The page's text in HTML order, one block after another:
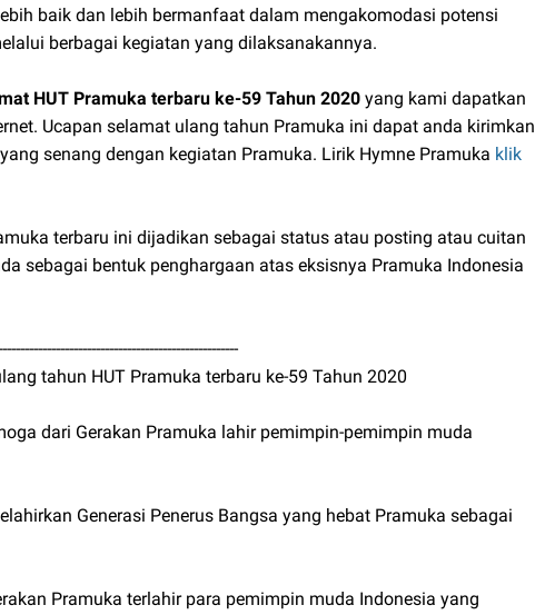
baik dan lebih bermanfaat dalam mengakomodasi potensi
berbagai kegiatan yang dilaksanakannya.
HUT Pramuka terbaru ke-59 Tahun 2020 yang kami dapatkan
Ucapan selamat ulang tahun Pramuka ini dapat anda kirimkan
senang dengan kegiatan Pramuka. Lirik Hymne Pramuka klik
terbaru ini dijadikan sebagai status atau posting atau cuitan
sebagai bentuk penghargaan atas eksisnya Pramuka Indonesia
tahun HUT Pramuka terbaru ke-59 Tahun 2020
dari Gerakan Pramuka lahir pemimpin-pemimpin muda
Generasi Penerus Bangsa yang hebat Pramuka sebagai
Pramuka terlahir para pemimpin muda Indonesia yang